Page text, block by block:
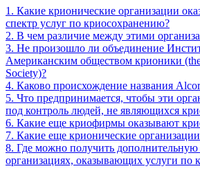
1. Какие крионические организации
спектр услуг по криосохранению?
2. В чем различие между этими
3. Не произошло ли объединение
Американским обществом крионики
Society)?
4. Каково происхождение названия
5. Что предпринимается, чтобы эти
под контроль людей, не являющихся
6. Какие еще криофирмы оказывают
7. Какие еще крионические
8. Где можно получить
организациях, оказывающих услуги по